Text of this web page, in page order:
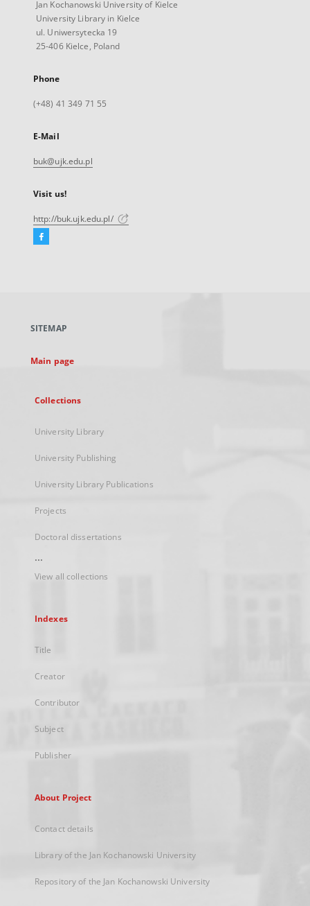
Jan Kochanowski University of Kielce
University Library in Kielce
ul. Uniwersytecka 19
25-406 Kielce, Poland
Phone
(+48) 41 349 71 55
E-Mail
buk@ujk.edu.pl
Visit us!
http://buk.ujk.edu.pl/
Facebook
new
SITEMAP
Main page
Collections
University Library
University Publishing
University Library Publications
Projects
Doctoral dissertations
...
View all collections
Indexes
Title
Creator
Contributor
Subject
Publisher
About Project
Contact details
Library of the Jan Kochanowski University
Repository of the Jan Kochanowski University